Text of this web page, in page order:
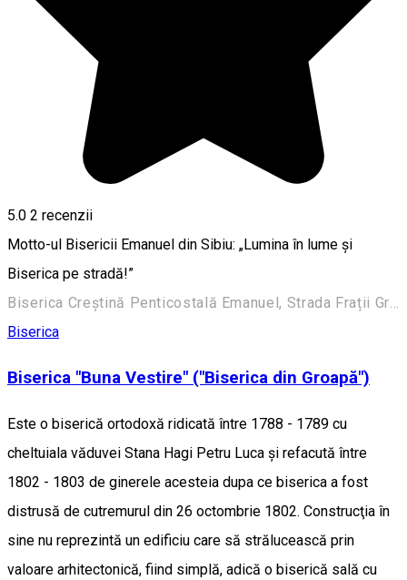
5.0 2 recenzii
Motto-ul Bisericii Emanuel din Sibiu: „Lumina în lume şi
Biserica pe stradă!”
Biserica
Biserica "Buna Vestire" ("Biserica din Groapă")
Este o biserică ortodoxă ridicată între 1788 - 1789 cu
cheltuiala văduvei Stana Hagi Petru Luca şi refacută între
1802 - 1803 de ginerele acesteia dupa ce biserica a fost
distrusă de cutremurul din 26 octombrie 1802. Construcţia în
sine nu reprezintă un edificiu care să strălucească prin
valoare arhitectonică, fiind simplă, adică o biserică sală cu